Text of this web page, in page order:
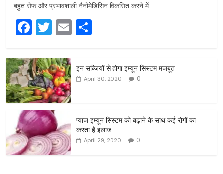
बहुत सेफ और प्रभावशाली नैनोमेडिसिन विकसित करने में
F
a
c
e
b
o
o
k
T
w
itt
er
E
m
ar
e
इन सब्जियों से होगा इम्यून सिस्टम मजबूत
April 30, 2020 0
प्याज इम्यून सिस्टम को बढ़ाने के साथ कई रोगों का
करता है इलाज
April 29, 2020 0